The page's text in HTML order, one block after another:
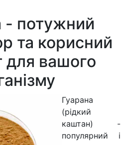
- потужний
та корисний
для вашого
Гуарана
(рідкий
каштан) -
популярний і